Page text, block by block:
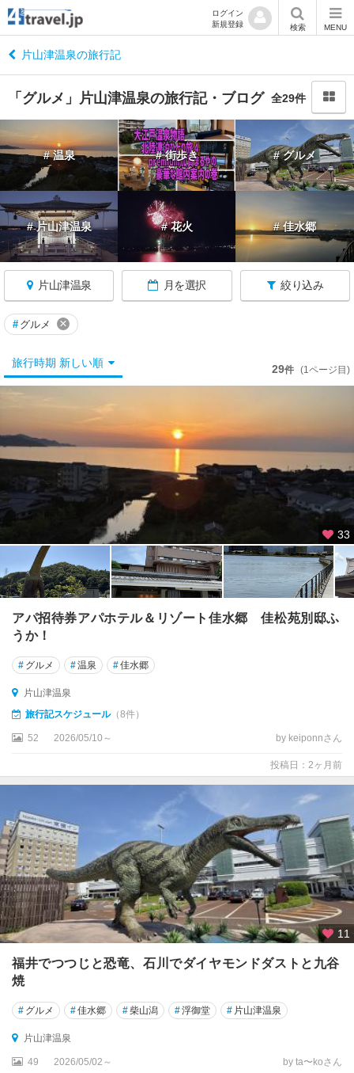
ログイン
新規登録
検索 MENU
片山津温泉の旅行記
「グルメ」片山津温泉の旅行記・ブログ 全29件
# 温泉 # 街歩き # グルメ
# 片山津温泉 # 花火 # 佳水郷
片山津温泉 月を選択 絞り込み
石
川
戻
る
石
川
べ
て
金
沢
・
白
・
一
野
温
泉
小
・
加
泉
加
賀
山
中
温
泉
粟
津
温
泉
# グルメ ×
旅行時期 新しい順 29件 (1ページ目)
33
アパ招待券アパホテル＆リゾート佳水郷 佳松苑別邸ふ
うか！
# グルメ #温泉 #佳水郷
片山津温泉
旅行記スケジュール（8件）
52 2026/05/10～ by keiponnさん
投稿日：2ヶ月前
11
福井でつつじと恐竜、石川でダイヤモンドダストと九谷
焼
# グルメ #佳水郷 #柴山潟 #浮御堂 # 片山津温泉
片山津温泉
49 2026/05/02～ by ta〜koさん